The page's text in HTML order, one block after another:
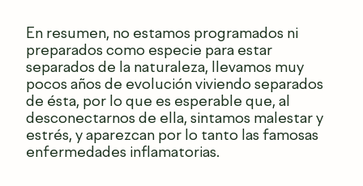
En resumen, no estamos programados ni
preparados como especie para estar
separados de la naturaleza, llevamos muy
pocos años de evolución viviendo separados
de ésta, por lo que es esperable que, al
desconectarnos de ella, sintamos malestar y
estrés, y aparezcan por lo tanto las famosas
enfermedades inflamatorias.